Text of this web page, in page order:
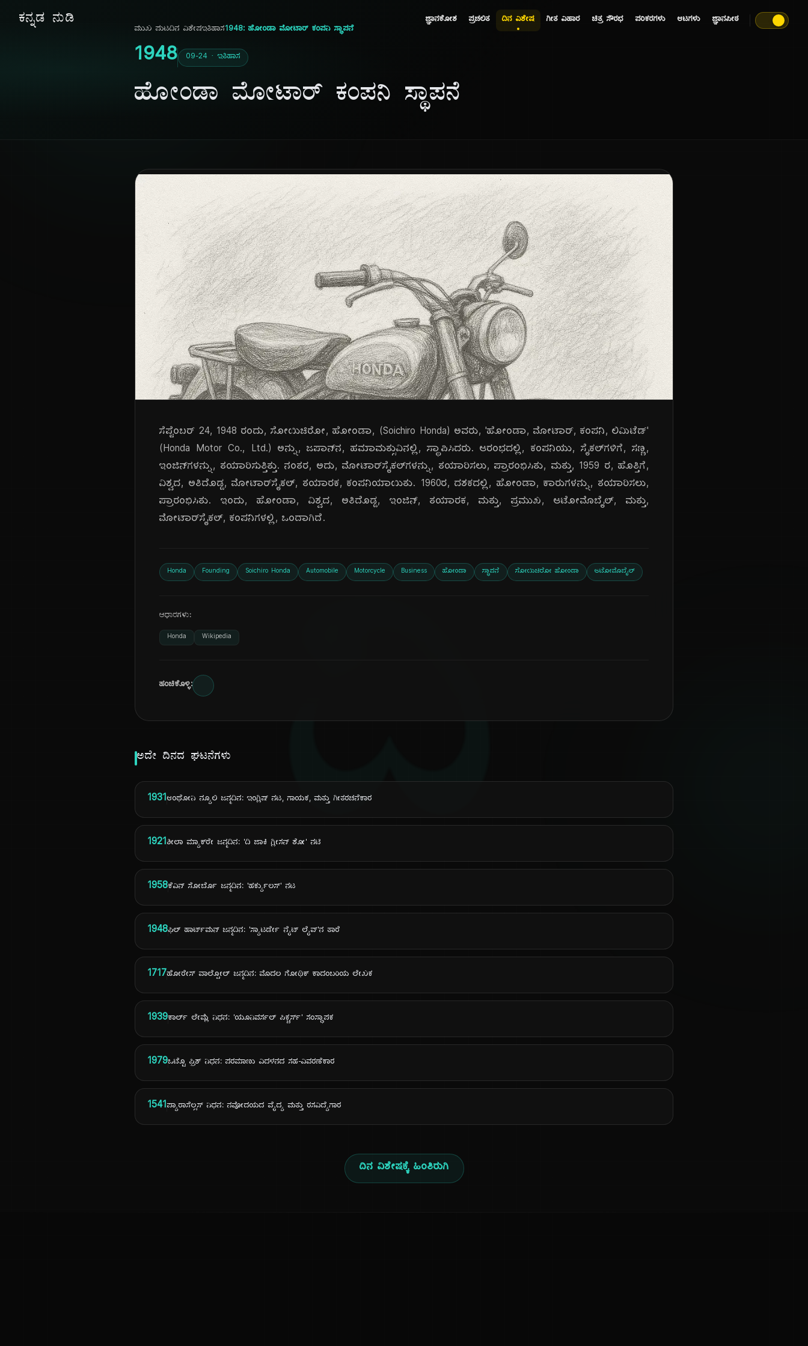
ಕನ್ನಡ ನುಡಿ ಜ್ಞಾನಕೋಶ ಪ್ರಚಲಿತ ದಿನ ವಿಶೇಷ ಗೀತ ವಿಹಾರ ಚಿತ್ರ ಸೌರಭ ಪರಿಕರಗಳು ಆಟಗಳು ಜ್ಞಾನಪೀಠ
ದಿ
ಮುಖ ಪುಟದಿನ ವಿಶೇಷಇತಿಹಾಸ1948: ಹೋಂಡಾ ಮೋಟಾರ್ ಕಂಪನಿ ಸ್ಥಾಪನೆ
1948 09-24 · ಇತಿಹಾಸ
ಹೋಂಡಾ ಮೋಟಾರ್ ಕಂಪನಿ ಸ್ಥಾಪನೆ
ಸೆಪ್ಟೆಂಬರ್ 24, 1948 ರಂದು, ಸೋಯಿಚಿರೋ, ಹೋಂಡಾ, (Soichiro Honda) ಅವರು, 'ಹೋಂಡಾ, ಮೋಟಾರ್, ಕಂಪನಿ, ಲಿಮಿಟೆಡ್'
(Honda Motor Co., Ltd.) ಅನ್ನು, ಜಪಾನ್‌ನ, ಹಮಾಮತ್ಸುವಿನಲ್ಲಿ, ಸ್ಥಾಪಿಸಿದರು. ಆರಂಭದಲ್ಲಿ, ಕಂಪನಿಯು, ಸೈಕಲ್‌ಗಳಿಗೆ, ಸಣ್ಣ,
ಇಂಜಿನ್‌ಗಳನ್ನು, ತಯಾರಿಸುತ್ತಿತ್ತು. ನಂತರ, ಅದು, ಮೋಟಾರ್‌ಸೈಕಲ್‌ಗಳನ್ನು, ತಯಾರಿಸಲು, ಪ್ರಾರಂಭಿಸಿತು, ಮತ್ತು, 1959 ರ, ಹೊತ್ತಿಗೆ,
ವಿಶ್ವದ, ಅತಿದೊಡ್ಡ, ಮೋಟಾರ್‌ಸೈಕಲ್, ತಯಾರಕ, ಕಂಪನಿಯಾಯಿತು. 1960ರ, ದಶಕದಲ್ಲಿ, ಹೋಂಡಾ, ಕಾರುಗಳನ್ನು, ತಯಾರಿಸಲು,
ಪ್ರಾರಂಭಿಸಿತು. ಇಂದು, ಹೋಂಡಾ, ವಿಶ್ವದ, ಅತಿದೊಡ್ಡ, ಇಂಜಿನ್, ತಯಾರಕ, ಮತ್ತು, ಪ್ರಮುಖ, ಆಟೋಮೊಬೈಲ್, ಮತ್ತು,
ಮೋಟಾರ್‌ಸೈಕಲ್, ಕಂಪನಿಗಳಲ್ಲಿ, ಒಂದಾಗಿದೆ.
Honda Founding Soichiro Honda Automobile Motorcycle Business ಹೋಂಡಾ ಸ್ಥಾಪನೆ ಸೋಯಿಚಿರೋ ಹೋಂಡಾ ಆಟೋಮೊಬೈಲ್
ಆಧಾರಗಳು:
Honda Wikipedia
ಹಂಚಿಕೊಳ್ಳಿ:
ಅದೇ ದಿನದ ಘಟನೆಗಳು
1931ಆಂಥೋನಿ ನ್ಯೂಲಿ ಜನ್ಮದಿನ: ಇಂಗ್ಲಿಷ್ ನಟ, ಗಾಯಕ, ಮತ್ತು ಗೀತರಚನೆಕಾರ
1921ಶೀಲಾ ಮ್ಯಾಕ್‌ರೇ ಜನ್ಮದಿನ: 'ದಿ ಜಾಕಿ ಗ್ಲೀಸನ್ ಶೋ' ನಟಿ
1958ಕೆವಿನ್ ಸೋರ್ಬೊ ಜನ್ಮದಿನ: 'ಹರ್ಕ್ಯುಲಸ್' ನಟ
1948ಫಿಲ್ ಹಾರ್ಟ್‌ಮನ್ ಜನ್ಮದಿನ: 'ಸ್ಯಾಟರ್ಡೇ ನೈಟ್ ಲೈವ್'ನ ತಾರೆ
1717ಹೋರೇಸ್ ವಾಲ್ಪೋಲ್ ಜನ್ಮದಿನ: ಮೊದಲ ಗೋಥಿಕ್ ಕಾದಂಬರಿಯ ಲೇಖಕ
1939ಕಾರ್ಲ್ ಲೇಮ್ಲೆ ನಿಧನ: 'ಯೂನಿವರ್ಸಲ್ ಪಿಕ್ಚರ್ಸ್' ಸಂಸ್ಥಾಪಕ
1979ಒಟ್ಟೊ ಫ್ರಿಶ್ ನಿಧನ: ಪರಮಾಣು ವಿದಳನದ ಸಹ-ವಿವರಣೆಕಾರ
1541ಪ್ಯಾರಾಸೆಲ್ಸಸ್ ನಿಧನ: ನವೋದಯದ ವೈದ್ಯ ಮತ್ತು ರಸವಿದ್ಯೆಗಾರ
ದಿನ ವಿಶೇಷಕ್ಕೆ ಹಿಂತಿರುಗಿ